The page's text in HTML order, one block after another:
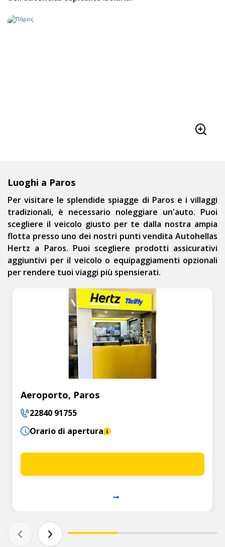
Luoghi a Paros
Per visitare le splendide spiagge di Paros e i villaggi
tradizionali, è necessario noleggiare un'auto. Puoi
scegliere il veicolo giusto per te dalla nostra ampia
flotta presso uno dei nostri punti vendita Autohellas
Hertz a Paros. Puoi scegliere prodotti assicurativi
aggiuntivi per il veicolo o equipaggiamenti opzionali
per rendere tuoi viaggi più spensierati.
Aeroporto, Paros
22840 91755
Orario di apertura